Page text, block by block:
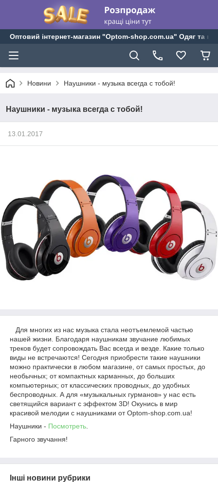
Оптовий інтернет-магазин "Optom-shop.com.ua" Одяг та
Новини Наушники - музыка всегда с тобой!
Наушники - музыка всегда с тобой!
13.01.2017
Для многих из нас музыка стала неотъемлемой частью
нашей жизни. Благодаря наушникам звучание любимых
треков будет сопровождать Вас всегда и везде. Какие только
виды не встречаются! Сегодня приобрести такие наушники
можно практически в любом магазине, от самых простых, до
необычных; от компактных карманных, до больших
компьютерных; от классических проводных, до удобных
беспроводных. А для «музыкальных гурманов» у нас есть
светящийся вариант с эффектом 3D! Окунись в мир
красивой мелодии с наушниками от Optom-shop.com.ua!
Наушники - Посмотреть
Гарного звучання!
Інші новини рубрики